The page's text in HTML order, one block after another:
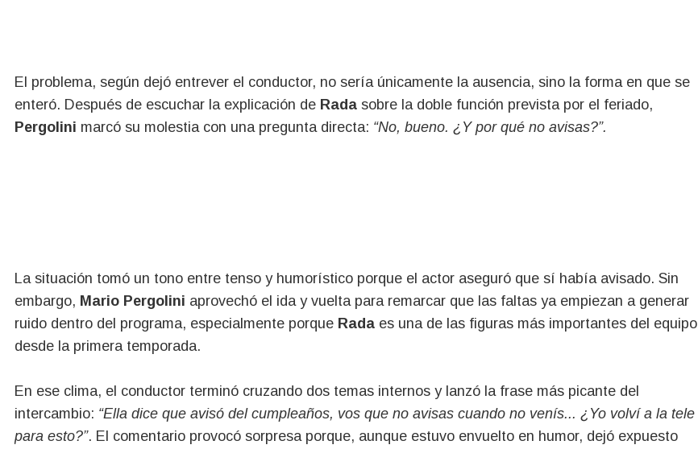
El problema, según dejó entrever el conductor, no sería únicamente la ausencia, sino la forma en que se
enteró. Después de escuchar la explicación de Rada sobre la doble función prevista por el feriado,
Pergolini marcó su molestia con una pregunta directa: “No, bueno. ¿Y por qué no avisas?”.
La situación tomó un tono entre tenso y humorístico porque el actor aseguró que sí había avisado. Sin
embargo, Mario Pergolini aprovechó el ida y vuelta para remarcar que las faltas ya empiezan a generar
ruido dentro del programa, especialmente porque Rada es una de las figuras más importantes del equipo
desde la primera temporada.
En ese clima, el conductor terminó cruzando dos temas internos y lanzó la frase más picante del
intercambio: “Ella dice que avisó del cumpleaños, vos que no avisas cuando no venís... ¿Yo volví a la tele
para esto?”. El comentario provocó sorpresa porque, aunque estuvo envuelto en humor, dejó expuesto